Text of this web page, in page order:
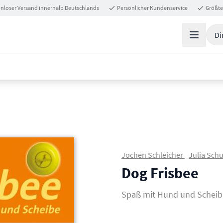
Versand innerhalb Deutschlands Persönlicher Kundenservice
Jochen Schleicher Julia
Dog Frisbee
Spaß mit Hund und